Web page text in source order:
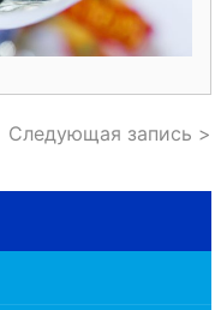
Следующая запись >